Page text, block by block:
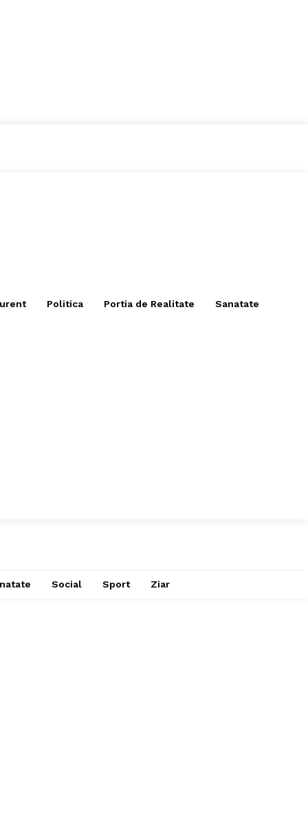
Social Sport Ziar
Politica Portia de Realitate Sanatate